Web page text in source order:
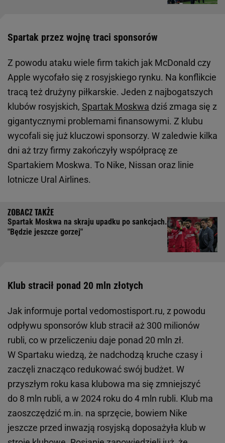
Spartak przez wojnę traci sponsorów
Z powodu ataku wiele firm takich jak McDonald czy
Apple wycofało się z rosyjskiego rynku. Na konflikcie
tracą też drużyny piłkarskie. Jeden z najbogatszych
klubów rosyjskich, Spartak Moskwa dziś zmaga się z
gigantycznymi problemami finansowymi. Z klubu
wycofali się już kluczowi sponsorzy. W zaledwie kilka
dni aż trzy firmy zakończyły współpracę ze
Spartakiem Moskwa. To Nike, Nissan oraz linie
lotnicze Ural Airlines.
Spartak Moskwa na skraju upadku po sankcjach.
"Będzie jeszcze gorzej"
Klub stracił ponad 20 mln złotych
Jak informuje portal vedomostisport.ru, z powodu
odpływu sponsorów klub stracił aż 300 milionów
rubli, co w przeliczeniu daje ponad 20 mln zł.
W Spartaku wiedzą, że nadchodzą kruche czasy i
zaczęli znacząco redukować swój budżet. W
przyszłym roku kasa klubowa ma się zmniejszyć
do 8 mln rubli, a w 2024 roku do 4 mln rubli. Klub ma
zaoszczędzić m.in. na sprzęcie, bowiem Nike
jeszcze przed inwazją rosyjską doposażyła klub w